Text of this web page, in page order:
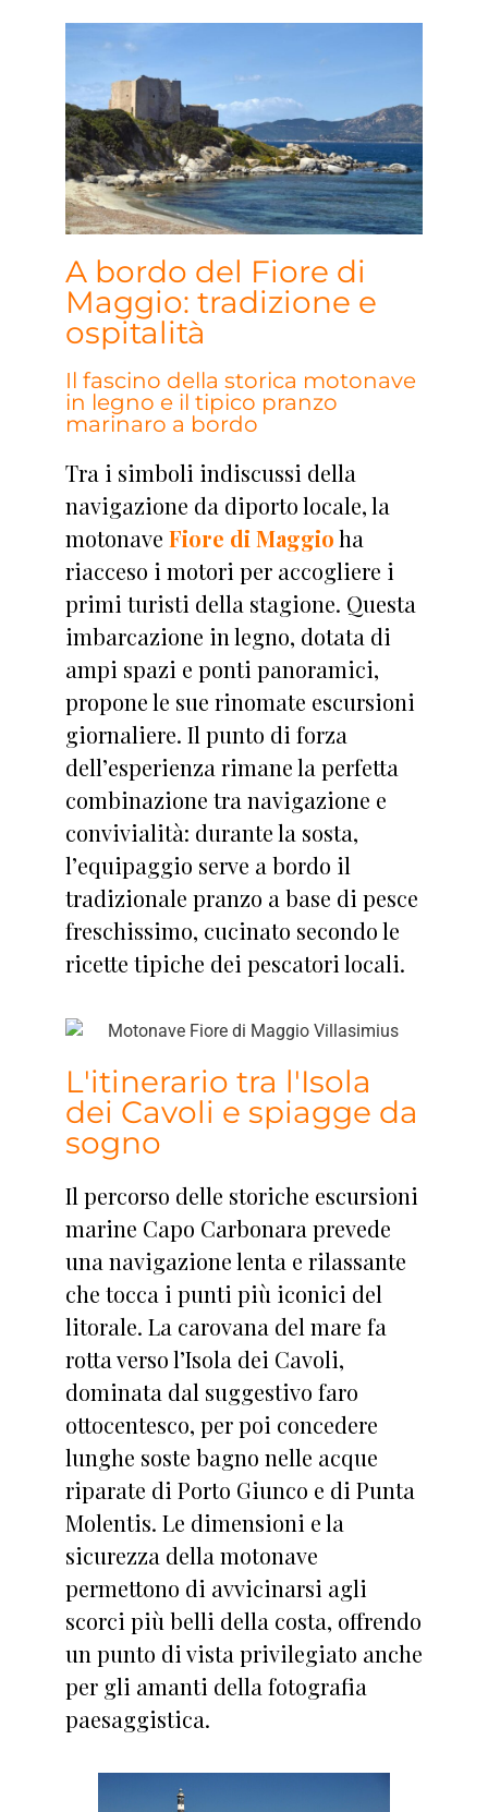
A bordo del Fiore di
Maggio: tradizione e
ospitalità
Il fascino della storica motonave
in legno e il tipico pranzo
marinaro a bordo
Tra i simboli indiscussi della
navigazione da diporto locale, la
motonave Fiore di Maggioha
riacceso i motori per accogliere i
primi turisti della stagione. Questa
imbarcazione in legno, dotata di
ampi spazi e ponti panoramici,
propone le sue rinomate escursioni
giornaliere. Il punto di forza
dell’esperienza rimane la perfetta
combinazione tra navigazione e
convivialità: durante la sosta,
l’equipaggio serve a bordo il
tradizionale pranzo a base di pesce
freschissimo, cucinato secondo le
ricette tipiche dei pescatori locali.
L'itinerario tra l'Isola
dei Cavoli e spiagge da
sogno
Il percorso delle storiche escursioni
marine Capo Carbonara prevede
una navigazione lenta e rilassante
che tocca i punti più iconici del
litorale. La carovana del mare fa
rotta verso l’Isola dei Cavoli,
dominata dal suggestivo faro
ottocentesco, per poi concedere
lunghe soste bagno nelle acque
riparate di Porto Giunco e di Punta
Molentis. Le dimensioni e la
sicurezza della motonave
permettono di avvicinarsi agli
scorci più belli della costa, offrendo
un punto di vista privilegiato anche
per gli amanti della fotografia
paesaggistica.